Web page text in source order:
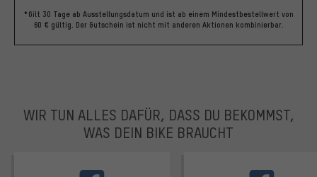
*Gilt 30 Tage ab Ausstellungsdatum und ist ab einem Mindestbestellwert von
60 € gültig. Der Gutschein ist nicht mit anderen Aktionen kombinierbar.
WIR TUN ALLES DAFÜR, DASS DU BEKOMMST,
WAS DEIN BIKE BRAUCHT